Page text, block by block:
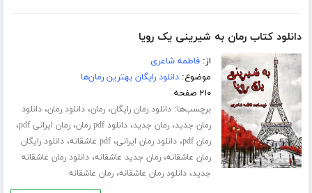
دانلود کتاب رمان به شیرینی یک رویا
از:فاطمه شاعری
موضوع:دانلود رایگان بهترین رمان‌ها
۲۱۰ صفحه
برچسب‌ها:دانلود رمان رایگان،رمان،دانلود رمان،دانلود
رمان جدید،رمان جدید،دانلود pdf رمان ،رمان ایرانی pdf ،
رمان pdf ،دانلود رمان ایرانی،pdf عاشقانه ،دانلود رایگان
رمان عاشقانه،رمان جدید عاشقانه،دانلود رمان عاشقانه
جدید،دانلود رمان عاشقانه،رمان عاشقانه